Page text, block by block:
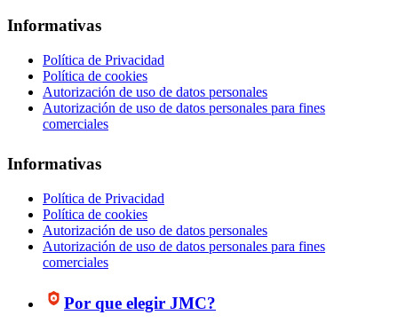
Informativas
Política de Privacidad
Política de cookies
Autorización de uso de datos personales
Autorización de uso de datos personales para fines
comerciales
Informativas
Política de Privacidad
Política de cookies
Autorización de uso de datos personales
Autorización de uso de datos personales para fines
comerciales
Por que elegir JMC?